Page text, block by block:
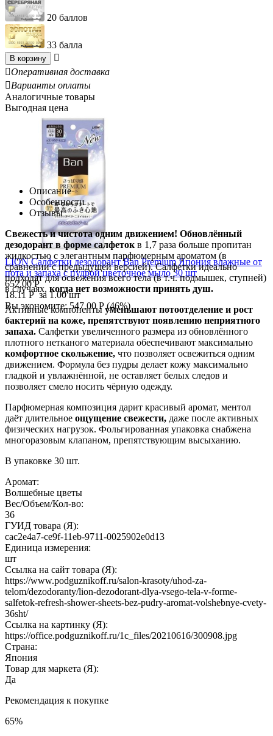
20 баллов
33 балла
В корзину

Оперативная доставка
Варианты оплаты
Аналогичные товары
Выгодная цена
LION Салфетки дезодорант Ban Premium Япония влажные от
пота и запаха с пудрой цветочное мыло 30 шт
652.00 Р
18.11 Рза 1.00 шт
Вы экономите:547.00 Р(46%)
Описание
Особенности
Отзывы
Свежесть и чистота одним движением! Обновлённый
дезодорант в форме салфеток в 1,7 раза больше пропитан
жидкостью с элегантным парфюмерным ароматом (в
сравнении с предыдущей версией). Салфетки идеально
подходят для освежения всего тела (в т.ч. подмышек, ступней)
в случаях, когда нет возможности принять душ.
Активные компонентыуменьшают потоотделение и рост
бактерий на коже, препятствуют появлению неприятного
запаха. Салфетки увеличенного размера из обновлённого
плотного нетканого материала обеспечивают максимально
комфортное скольжение, что позволяет освежиться одним
движением. Формула без пудры делает кожу максимально
гладкой и увлажнённой, не оставляет белых следов и
позволяет смело носить чёрную одежду.
Парфюмерная композиция дарит красивый аромат, ментол
даёт длительное ощущение свежести, даже после активных
физических нагрузок. Фольгированная упаковка снабжена
многоразовым клапаном, препятствующим высыханию.
В упаковке 30 шт.
Аромат:
Волшебные цветы
Вес/Объем/Кол-во:
36
ГУИД товара (Я):
cac2e4a7-ce9f-11eb-9711-0025902e0d13
Единица измерения:
шт
Ссылка на сайт товара (Я):
https://www.podguznikoff.ru/salon-krasoty/uhod-za-
telom/dezodoranty/lion-dezodorant-dlya-vsego-tela-v-forme-
salfetok-refresh-shower-sheets-bez-pudry-aromat-volshebnye-cvety-
36sht/
Ссылка на картинку (Я):
https://office.podguznikoff.ru/1c_files/20210616/300908.jpg
Страна:
Япония
Товар для маркета (Я):
Да
Рекомендация к покупке
65%